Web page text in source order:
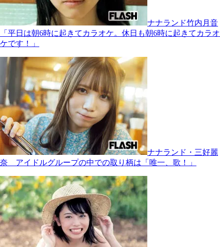
ナナランド竹内月音
「平日は朝6時に起きてカラオケ。休日も朝6時に起きてカラオ
ケです！」
ナナランド・三好麗
奈 アイドルグループの中での取り柄は「唯一、歌！」